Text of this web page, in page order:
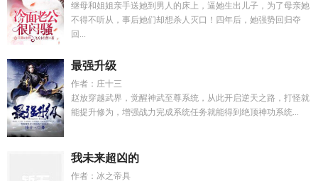
继母和姐姐亲手送她到男人的床上，逼她生出儿子，为了母亲她
不得不听从，事后她们却想杀人灭口！四年后，她强势回归夺
回...
最强升级
作者：庄十三
赵放穿越武界，觉醒神武至尊系统，从此开启逆天之路，打怪就
能提升修为，增强战力完成系统任务就能得到绝顶神功系统...
我未来超凶的
作者：冰之帝具